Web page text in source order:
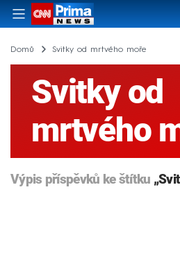
Domů Svitky od mrtvého moře
Svitky od
mrtvého
Výpis příspěvků ke štítku